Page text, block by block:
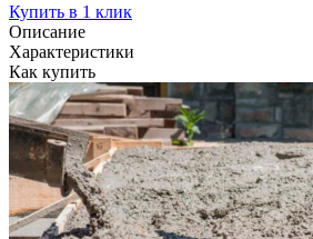
Купить в 1 клик
Описание
Характеристики
Как купить